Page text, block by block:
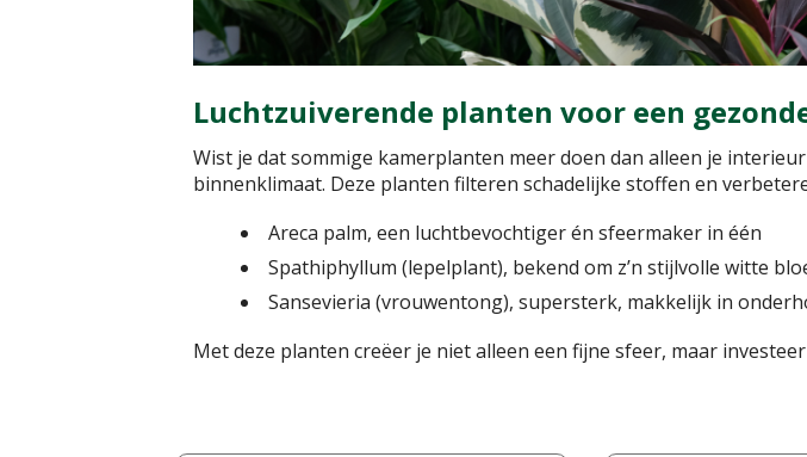
Luchtzuiverende planten voor een
Wist je dat sommige kamerplanten meer doen dan alleen je
binnenklimaat. Deze planten filteren schadelijke stoffen en
Areca palm, een luchtbevochtiger én sfeermaker in één
Spathiphyllum (lepelplant), bekend om z’n stijlvolle witte
Sansevieria (vrouwentong), supersterk, makkelijk in
Met deze planten creëer je niet alleen een fijne sfeer, maar